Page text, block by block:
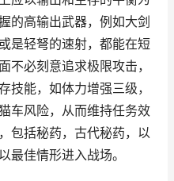
的高输出武器，例如大剑
是轻弩的速射，都能在短
不必刻意追求极限攻击，
技能，如体力增强三级，
车风险，从而维持任务效
包括秘药，古代秘药，以
最佳情形进入战场。